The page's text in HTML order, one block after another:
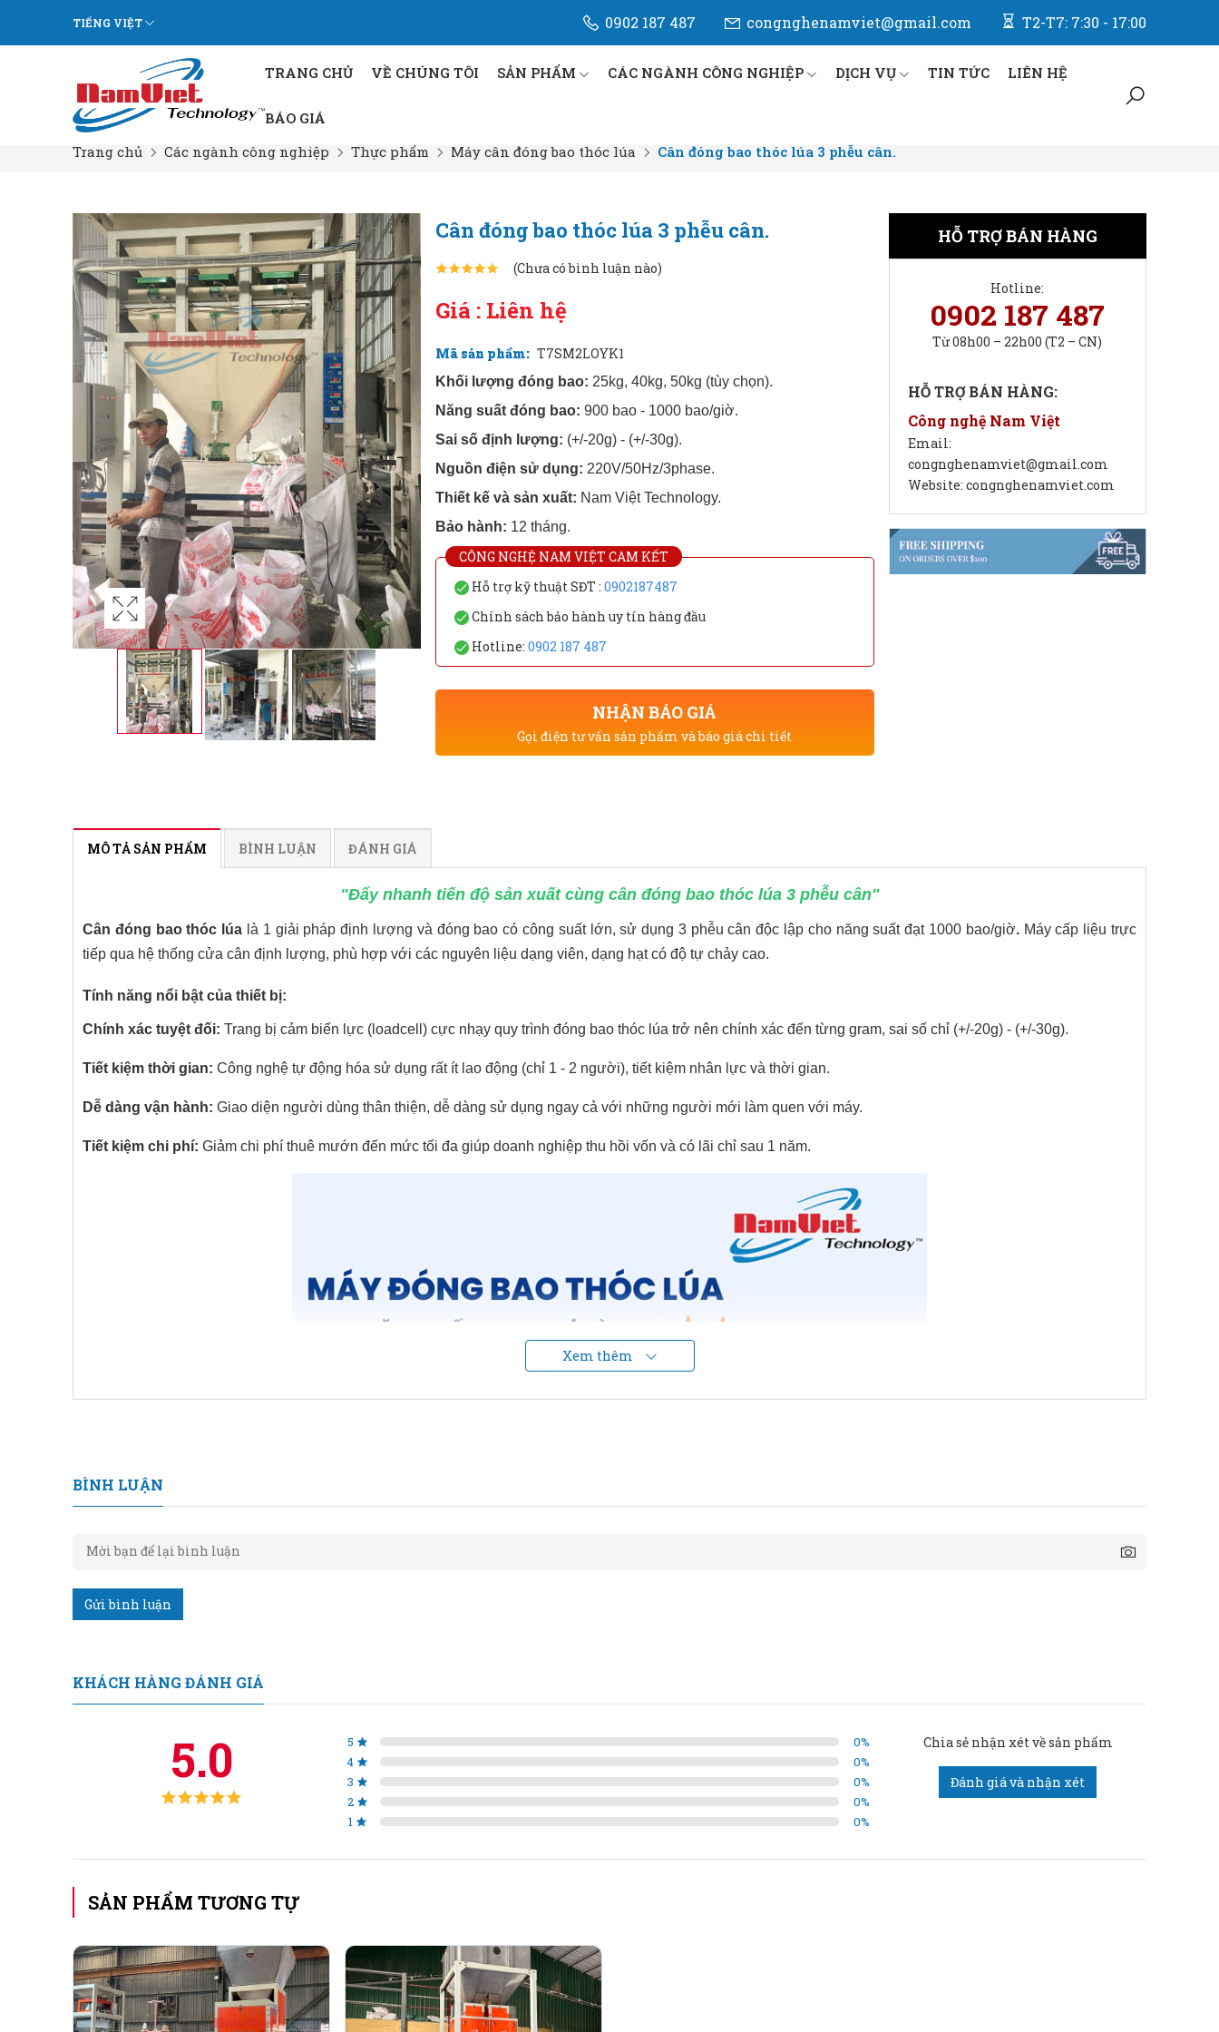
TIẾNG VIỆT 0902 187 487 congnghenamviet@gmail.com T2-T7: 7:30 - 17:00
TRANG CHỦ VỀ CHÚNG TÔI SẢN PHẨM CÁC NGÀNH CÔNG NGHIỆP DỊCH VỤ TIN TỨC LIÊN HỆ
BÁO GIÁ
Trang chủ
Các ngành công nghiệp Thực phẩm Máy cân đóng bao thóc lúa Cân đóng bao thóc lúa 3 phễu cân.
Cân đóng bao thóc lúa 3 phễu cân.
(Chưa có bình luận nào)
Giá : Liên hệ
Mã sản phẩm: T7SM2LOYK1
Khối lượng đóng bao: 25kg, 40kg, 50kg (tùy chọn).
Năng suất đóng bao: 900 bao - 1000 bao/giờ.
Sai số định lượng: (+/-20g) - (+/-30g).
Nguồn điện sử dụng: 220V/50Hz/3phase.
Thiết kế và sản xuất: Nam Việt Technology.
Bảo hành: 12 tháng.
CÔNG NGHỆ NAM VIỆT CAM KẾT
Hỗ trợ kỹ thuật SĐT : 0902187487
Chính sách bảo hành uy tín hàng đầu
Hotline: 0902 187 487
NHẬN BÁO GIÁ
Gọi điện tư vấn sản phẩm và báo giá chi tiết
HỖ TRỢ BÁN HÀNG
Hotline:
0902 187 487
Từ 08h00 – 22h00 (T2 – CN)
HỖ TRỢ BÁN HÀNG:
Công nghệ Nam Việt
Email:
congnghenamviet@gmail.com
Website: congnghenamviet.com
MÔ TẢ SẢN PHẨM BÌNH LUẬN ĐÁNH GIÁ
"Đẩy nhanh tiến độ sản xuất cùng cân đóng bao thóc lúa 3 phễu cân"
Cân đóng bao thóc lúa là 1 giải pháp định lượng và đóng bao có công suất lớn, sử dụng 3 phễu cân độc lập cho năng suất đạt 1000 bao/giờ. Máy cấp liệu trực
tiếp qua hệ thống cửa cân định lượng, phù hợp với các nguyên liệu dạng viên, dạng hạt có độ tự chảy cao.
Tính năng nổi bật của thiết bị:
Chính xác tuyệt đối: Trang bị cảm biến lực (loadcell) cực nhạy quy trình đóng bao thóc lúa trở nên chính xác đến từng gram, sai số chỉ (+/-20g) - (+/-30g).
Tiết kiệm thời gian: Công nghệ tự động hóa sử dụng rất ít lao động (chỉ 1 - 2 người), tiết kiệm nhân lực và thời gian.
Dễ dàng vận hành: Giao diện người dùng thân thiện, dễ dàng sử dụng ngay cả với những người mới làm quen với máy.
Tiết kiệm chi phí: Giảm chi phí thuê mướn đến mức tối đa giúp doanh nghiệp thu hồi vốn và có lãi chỉ sau 1 năm.
Cân đóng cho các nguyên liệu dạng hạt (thóc lúa, gạo, cám hạt, ngô, đậu, cà phê, hạt tiêu, hạt nhựa…).
Vật liệu chế tạo:
Chi tiết tiếp xúc với nguyên liệu: 100% Inox 304 đạt an toàn vệ sinh thực phẩm.
Phần khung: Sắt CT3 sơn tĩnh điện hoặc Inox 304 (tùy chọn).
Xem thêm
BÌNH LUẬN
Gửi bình luận
KHÁCH HÀNG ĐÁNH GIÁ
5.0 5 0%
4
0%
3
0%
2
0%
1
0%
Chia sẻ nhận xét về sản phẩm
Đánh giá và nhận xét
SẢN PHẨM TƯƠNG TỰ